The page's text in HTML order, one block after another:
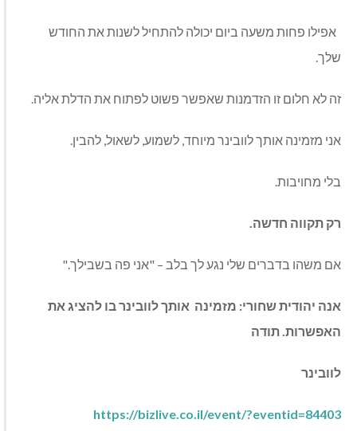
אפילו פחות משעה ביום יכולה להתחיל לשנות את החודש
שלך.
זה לא חלום זו הזדמנות שאפשר פשוט לפתוח את הדלת אליה.
אני מזמינה אותך לוובינר מיוחד, לשמוע, לשאול, להבין.
בלי מחויבות.
רק תקווה חדשה.
אם משהו בדברים שלי נגע לך בלב – "אני פה בשבילך."
אנה יהודית שחורי: מזמינה אותך לוובינר בו להציג את
האפשרות. תודה
לוובינר
https://bizlive.co.il/event/?eventid=84403